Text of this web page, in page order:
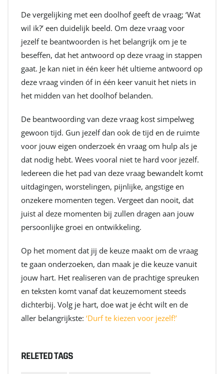
De vergelijking met een doolhof geeft de vraag; ‘Wat
wil ik?’ een duidelijk beeld. Om deze vraag voor
jezelf te beantwoorden is het belangrijk om je te
beseffen, dat het antwoord op deze vraag in stappen
gaat. Je kan niet in één keer hét ultieme antwoord op
deze vraag vinden óf in één keer vanuit het niets in
het midden van het doolhof belanden.
De beantwoording van deze vraag kost simpelweg
gewoon tijd. Gun jezelf dan ook de tijd en de ruimte
voor jouw eigen onderzoek én vraag om hulp als je
dat nodig hebt. Wees vooral niet te hard voor jezelf.
Iedereen die het pad van deze vraag bewandelt komt
uitdagingen, worstelingen, pijnlijke, angstige en
onzekere momenten tegen. Vergeet dan nooit, dat
juist al deze momenten bij zullen dragen aan jouw
persoonlijke groei en ontwikkeling.
Op het moment dat jij de keuze maakt om de vraag
te gaan onderzoeken, dan maak je die keuze vanuit
jouw hart. Het realiseren van de prachtige spreuken
en teksten komt vanaf dat keuzemoment steeds
dichterbij. Volg je hart, doe wat je écht wilt en de
aller belangrijkste: ‘Durf te kiezen voor jezelf!’
RELETED TAGS